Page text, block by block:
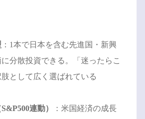
：1本で日本を含む先進国・新興
分散投資できる。「迷ったらこ
として広く選ばれている
連動）
：米国経済の成長